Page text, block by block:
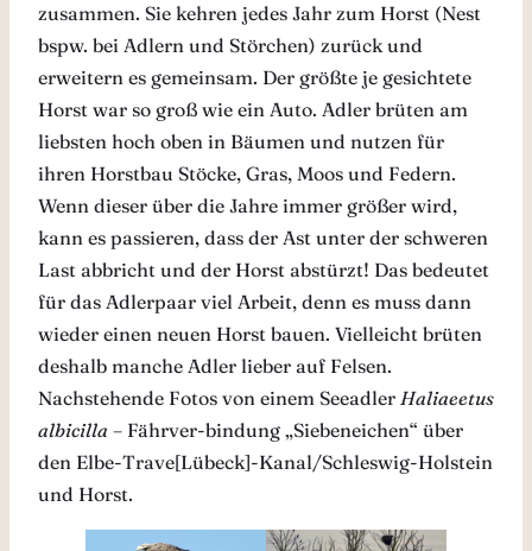
zusammen. Sie kehren jedes Jahr zum Horst (Nest
bspw. bei Adlern und Störchen) zurück und
erweitern es gemeinsam. Der größte je gesichtete
Horst war so groß wie ein Auto. Adler brüten am
liebsten hoch oben in Bäumen und nutzen für
ihren Horstbau Stöcke, Gras, Moos und Federn.
Wenn dieser über die Jahre immer größer wird,
kann es passieren, dass der Ast unter der schweren
Last abbricht und der Horst abstürzt! Das bedeutet
für das Adlerpaar viel Arbeit, denn es muss dann
wieder einen neuen Horst bauen. Vielleicht brüten
deshalb manche Adler lieber auf Felsen.
Nachstehende Fotos von einem Seeadler Haliaeetus
albicilla – Fährver-bindung „Siebeneichen“ über
den Elbe-Trave[Lübeck]-Kanal/Schleswig-Holstein
und Horst.